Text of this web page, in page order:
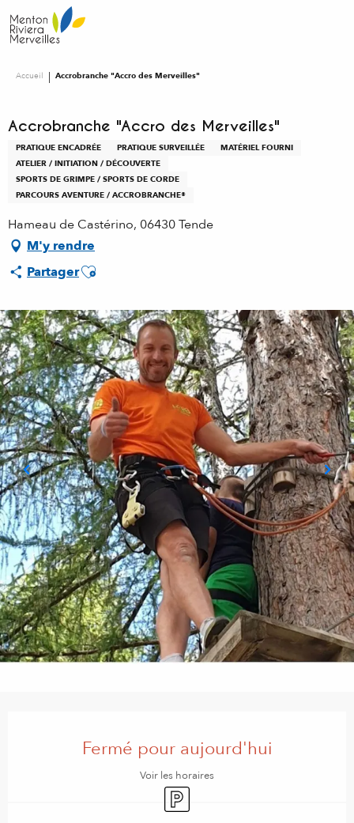
au
contenu
Accueil Accrobranche "Accro des Merveilles"
Accrobranche "Accro des Merveilles"
PRATIQUE ENCADRÉE PRATIQUE SURVEILLÉE
MATÉRIEL FOURNI
ATELIER / INITIATION / DÉCOUVERTE
SPORTS DE GRIMPE / SPORTS DE CORDE
PARCOURS AVENTURE / ACCROBRANCHE®
Hameau de Castérino, 06430 Tende
M'y rendre
PartagerAjouter aux favoris
Fermé pour aujourd'hui
Voir les horaires
Parking